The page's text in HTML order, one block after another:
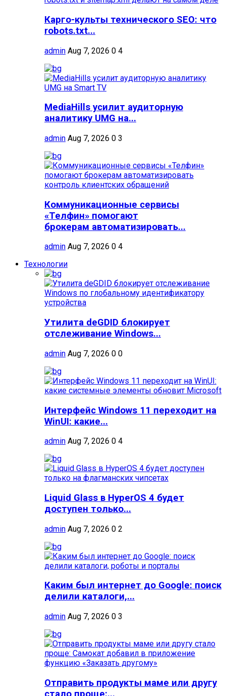
Карго-культы технического SEO: что
robots.txt...
admin Aug 7, 2026 0 4
MediaHills усилит аудиторную
аналитику UMG на...
admin Aug 7, 2026 0 3
Коммуникационные сервисы
«Телфин» помогают
брокерам автоматизировать...
admin Aug 7, 2026 0 4
Технологии
Утилита deGDID блокирует
отслеживание Windows...
admin Aug 7, 2026 0 0
Интерфейс Windows 11 переходит на
WinUI: какие...
admin Aug 7, 2026 0 4
Liquid Glass в HyperOS 4 будет
доступен только...
admin Aug 7, 2026 0 2
Каким был интернет до Google: поиск
делили каталоги,...
admin Aug 7, 2026 0 3
Отправить продукты маме или другу